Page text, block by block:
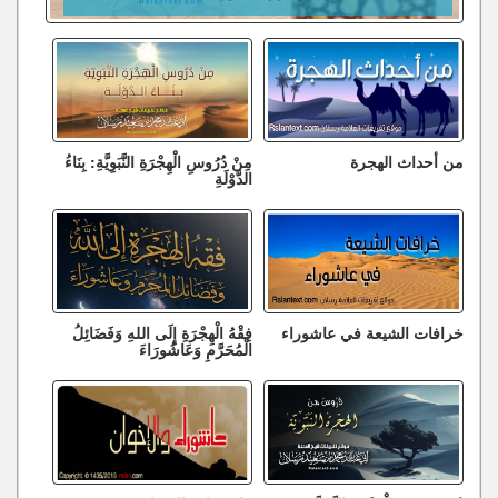
من أحداث الهجرة مِنْ دُرُوسِ الْهِجْرَةِ النَّبَوِيَّةِ: بِنَاءُ
الدَّوْلَةِ
خرافات الشيعة في عاشوراء فِقْهُ الْهِجْرَةِ إِلَى اللهِ وَفَضَائِلُ
الْمُحَرَّمِ وَعَاشُورَاءَ